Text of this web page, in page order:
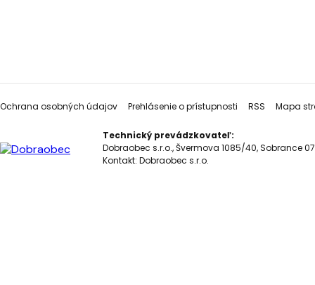
Ochrana osobných údajov Prehlásenie o prístupnosti RSS Mapa
Technický prevádzkovateľ:
Dobraobec s.r.o., Švermova 1085/40, Sobrance
Kontakt: Dobraobec s.r.o.